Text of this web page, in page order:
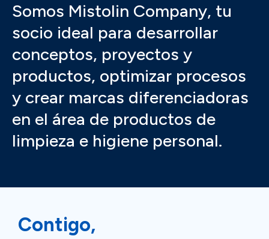
Somos Mistolin Company, tu
socio ideal para desarrollar
conceptos, proyectos y
productos, optimizar procesos
y crear marcas diferenciadoras
en el área de productos de
limpieza e higiene personal.
Contigo,